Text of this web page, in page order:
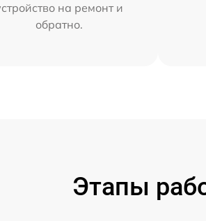
на ремонт и
обратно.
Этапы